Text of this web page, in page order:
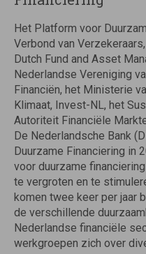
Het Platform voor
Verbond van
Dutch Fund and Asset
Nederlandse Vereniging
Financiën, het Ministerie
Klimaat, Invest-NL, het
Autoriteit Financiële
De Nederlandsche Bank
Duurzame Financiering in
voor duurzame
te vergroten en te
komen twee keer per jaar
de verschillende
Nederlandse financiële
werkgroepen zich over